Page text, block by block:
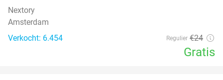
Nextory
Amsterdam
Verkocht: 6.454
Regulier €24
Gratis